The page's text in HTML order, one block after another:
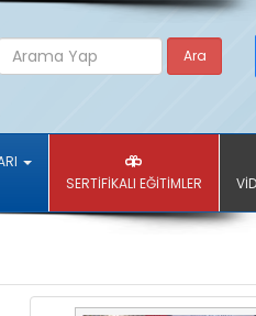
Ara
SERTİFİKALI EĞİTİMLER